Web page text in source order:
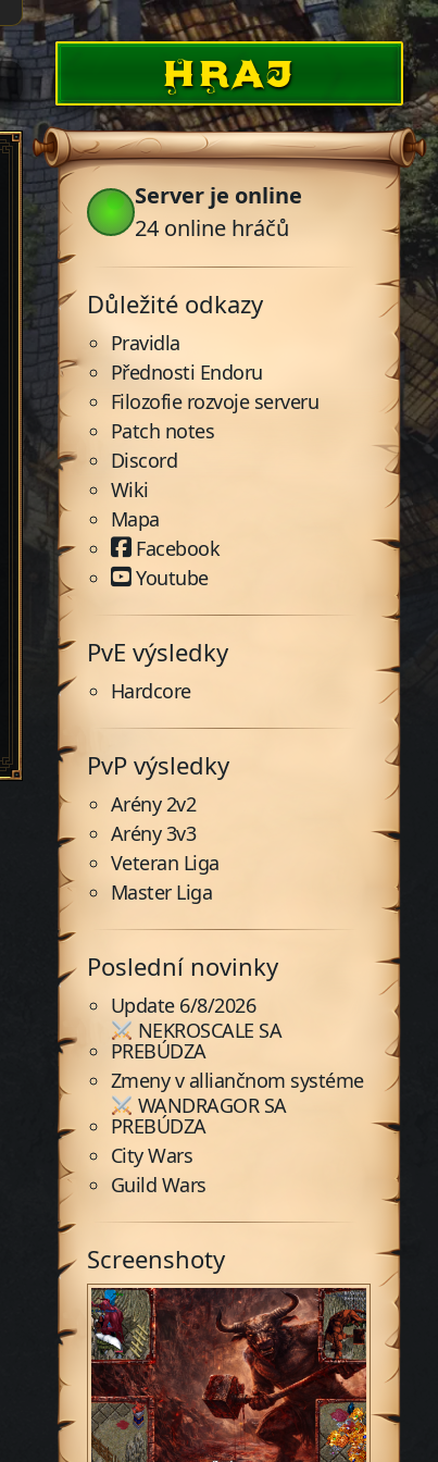
HRAJ
Server je online
24 online hráčů
Důležité odkazy
Pravidla
Přednosti Endoru
Filozofie rozvoje serveru
Patch notes
Discord
Wiki
Mapa
Facebook
Youtube
PvE výsledky
Hardcore
PvP výsledky
Arény 2v2
Arény 3v3
Veteran Liga
Master Liga
Poslední novinky
Update 6/8/2026
NEKROSCALE SA
PREBÚDZA
Zmeny v alliančnom systéme
WANDRAGOR SA
PREBÚDZA
City Wars
Guild Wars
Screenshoty